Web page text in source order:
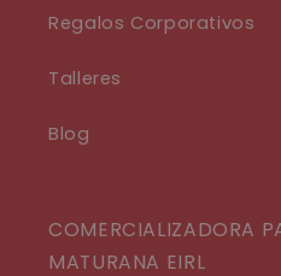
Regalos Corporativos
Talleres
Blog
COMERCIALIZADORA
MATURANA EIRL